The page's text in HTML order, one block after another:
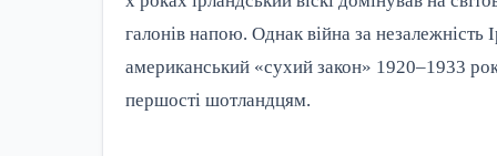
галонів напою. Однак війна за незалежність
американський «сухий закон» 1920–1933
першості шотландцям.